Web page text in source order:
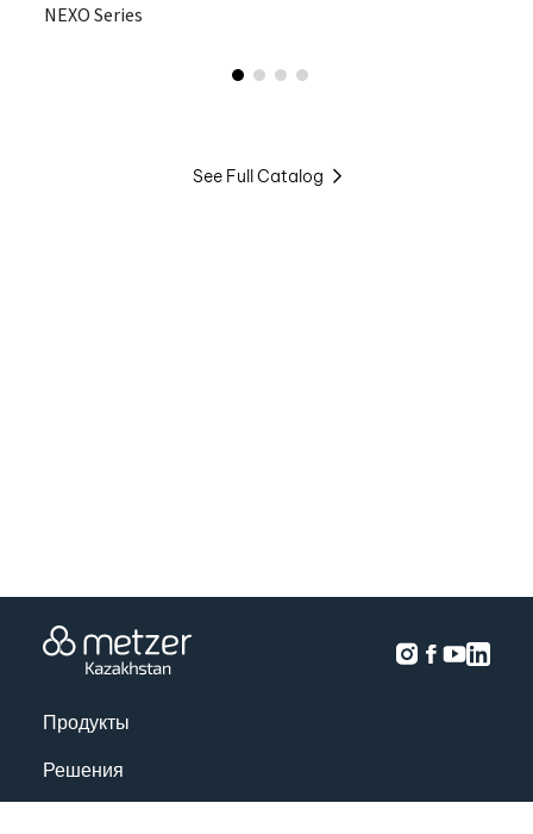
NEXO Series
See Full Catalog
Продукты
Решения